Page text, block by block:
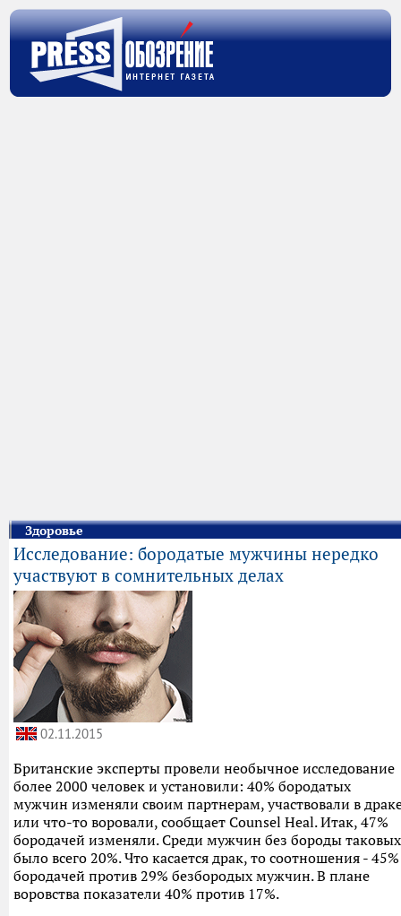
Здоровье
Исследование: бородатые мужчины нередко
участвуют в сомнительных делах
02.11.2015
Британские эксперты провели необычное исследование
более 2000 человек и установили: 40% бородатых
мужчин изменяли своим партнерам, участвовали в
или что-то воровали, сообщает Counsel Heal. Итак, 47%
бородачей изменяли. Среди мужчин без бороды таковых
было всего 20%. Что касается драк, то соотношения - 45%
бородачей против 29% безбородых мужчин. В плане
воровства показатели 40% против 17%.